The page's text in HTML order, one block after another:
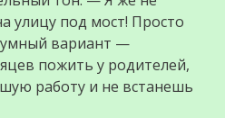
улицу под мост! Просто
вариант —
пожить у родителей,
работу и не встанешь